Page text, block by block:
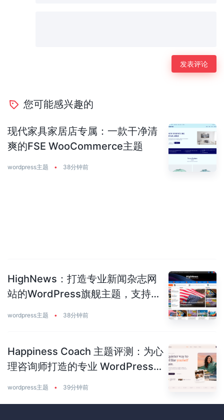
您可能感兴趣的
现代家具家居店专属：一款干净清
爽的FSE WooCommerce主题
wordpress主题 • 38分钟前
HighNews：打造专业新闻杂志网
站的WordPress旗舰主题，支持
wordpress主题 • 38分钟前
Happiness Coach 主题评测：为心
理咨询师打造的专业 WordPress
wordpress主题 • 39分钟前